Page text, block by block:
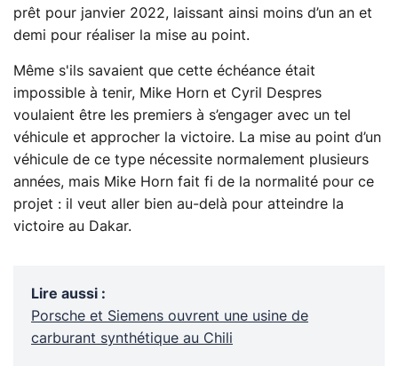
prêt pour janvier 2022, laissant ainsi moins d’un an et
demi pour réaliser la mise au point.
Même s'ils savaient que cette échéance était
impossible à tenir, Mike Horn et Cyril Despres
voulaient être les premiers à s’engager avec un tel
véhicule et approcher la victoire. La mise au point d’un
véhicule de ce type nécessite normalement plusieurs
années, mais Mike Horn fait fi de la normalité pour ce
projet : il veut aller bien au-delà pour atteindre la
victoire au Dakar.
Lire aussi :
Porsche et Siemens ouvrent une usine de
carburant synthétique au Chili